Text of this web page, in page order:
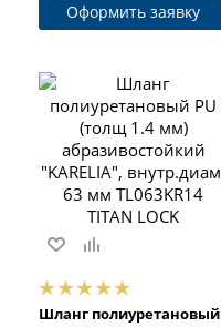
Оформить заявку
Шланг полиуретановый